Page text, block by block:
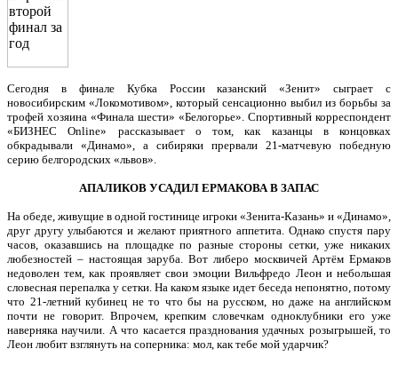
Сегодня в финале Кубка России казанский «Зенит» сыграет с
новосибирским «Локомотивом», который сенсационно выбил из борьбы за
трофей хозяина «Финала шести» «Белогорье». Спортивный корреспондент
«БИЗНЕС Online» рассказывает о том, как казанцы в концовках
обкрадывали «Динамо», а сибиряки прервали 21-матчевую победную
серию белгородских «львов».
АПАЛИКОВ УСАДИЛ ЕРМАКОВА В ЗАПАС
На обеде, живущие в одной гостинице игроки «Зенита-Казань» и «Динамо»,
друг другу улыбаются и желают приятного аппетита. Однако спустя пару
часов, оказавшись на площадке по разные стороны сетки, уже никаких
любезностей – настоящая заруба. Вот либеро москвичей Артём Ермаков
недоволен тем, как проявляет свои эмоции Вильфредо Леон и небольшая
словесная перепалка у сетки. На каком языке идет беседа непонятно, потому
что 21-летний кубинец не то что бы на русском, но даже на английском
почти не говорит. Впрочем, крепким словечкам одноклубники его уже
наверняка научили. А что касается празднования удачных розыгрышей, то
Леон любит взглянуть на соперника: мол, как тебе мой ударчик?